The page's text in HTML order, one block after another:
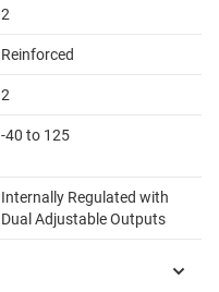
2
Reinforced
2
-40 to 125
Internally Regulated with
Dual Adjustable Outputs